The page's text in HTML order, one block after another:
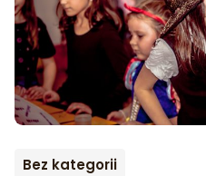
Bez kategorii